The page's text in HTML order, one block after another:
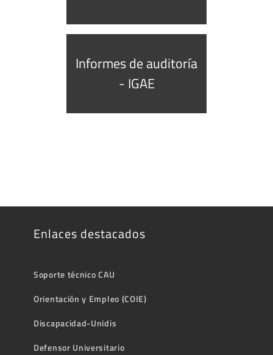
Informes de auditoría
- IGAE
Enlaces destacados
Soporte técnico CAU
Orientación y Empleo (COIE)
Discapacidad-Unidis
Defensor Universitario